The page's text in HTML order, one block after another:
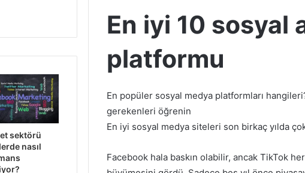
En iyi 10 sosyal
platformu
En popüler sosyal medya platformları
gerekenleri öğrenin
En iyi sosyal medya siteleri son birkaç yılda
Facebook hala baskın olabilir, ancak TikTok
sektörü
nasıl